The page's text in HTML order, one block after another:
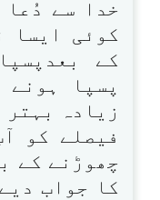
خدا سے
کوئی ایسا
کے
پسپا
زیادہ بہتر
فیصلے کو
چھوڑنے کے
کا جواب